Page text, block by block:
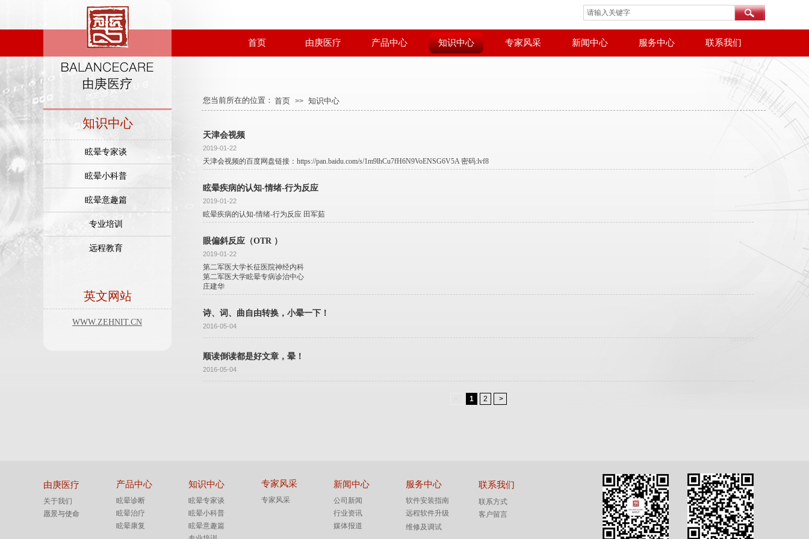
首页 由庚医疗 产品中心 知识中心 专家风采 新闻中心 服务中心 联系我们
您当前所在的位置： 首页 >> 知识中心
知识中心
天津会视频
2019-01-22
天津会视频的百度网盘链接：https://pan.baidu.com/s/1m9lhCu7fH6N9VoENSG6V5A 密码:lvf8
眩晕疾病的认知-情绪-行为反应
2019-01-22
眩晕疾病的认知-情绪-行为反应 田军茹
眼偏斜反应（OTR ）
2019-01-22
第二军医大学长征医院神经内科
第二军医大学眩晕专病诊治中心
庄建华
诗、词、曲自由转换，小晕一下！
2016-05-04
顺读倒读都是好文章，晕！
2016-05-04
1 2 >
眩晕专家谈
眩晕小科普
眩晕意趣篇
专业培训
远程教育
英文网站
WWW.ZEHNIT.CN
由庚医疗
关于我们
愿景与使命
产品中心
眩晕诊断
眩晕治疗
眩晕康复
专家风采
专家风采
知识中心
眩晕专家谈
眩晕小科普
眩晕意趣篇
新闻中心
公司新闻
行业资讯
媒体报道
服务中心
软件安装指南
远程软件升级
维修及调试
联系我们
联系方式
客户留言